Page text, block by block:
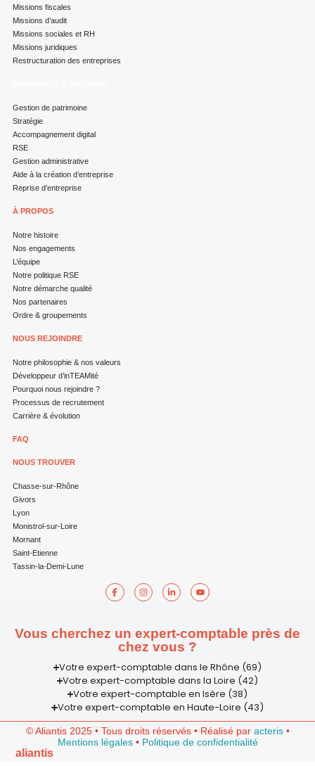
Missions fiscales
Missions d’audit
Missions sociales et RH
Missions juridiques
Restructuration des entreprises
Gestion de patrimoine
Stratégie
Accompagnement digital
RSE
Gestion administrative
Aide à la création d’entreprise
Reprise d’entreprise
À PROPOS
Notre histoire
Nos engagements
L’équipe
Notre politique RSE
Notre démarche qualité
Nos partenaires
Ordre & groupements
NOUS REJOINDRE
Notre philosophie & nos valeurs
Développeur d’inTEAMité
Pourquoi nous rejoindre ?
Processus de recrutement
Carrière & évolution
FAQ
NOUS TROUVER
Chasse-sur-Rhône
Givors
Lyon
Monistrol-sur-Loire
Mornant
Saint-Etienne
Tassin-la-Demi-Lune
Vous cherchez un expert-comptable près de
chez vous ?
Votre expert-comptable dans le Rhône (69)
Votre expert-comptable dans la Loire (42)
Votre expert-comptable en Isère (38)
Votre expert-comptable en Haute-Loire (43)
© Aliantis 2025 • Tous droits réservés • Réalisé par acteris•
Mentions légales• Politique de confidentialité
aliantis